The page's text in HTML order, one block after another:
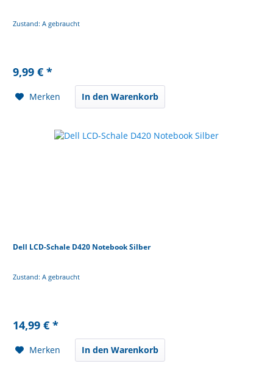
Zustand: A gebraucht
9,99 € *
Merken In den Warenkorb
Dell LCD-Schale D420 Notebook Silber
Zustand: A gebraucht
14,99 € *
Merken In den Warenkorb